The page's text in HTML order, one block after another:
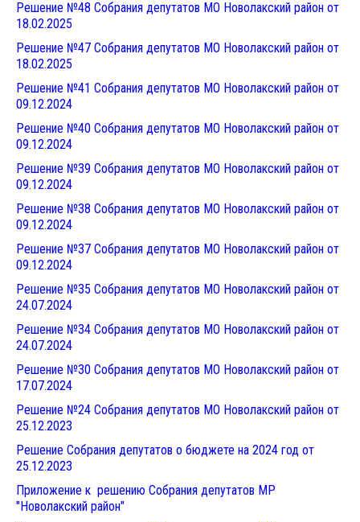
Решение №48 Собрания депутатов МО Новолакский район от
18.02.2025
Решение №47 Собрания депутатов МО Новолакский район от
18.02.2025
Решение №41 Собрания депутатов МО Новолакский район от
09.12.2024
Решение №40 Собрания депутатов МО Новолакский район от
09.12.2024
Решение №39 Собрания депутатов МО Новолакский район от
09.12.2024
Решение №38 Собрания депутатов МО Новолакский район от
09.12.2024
Решение №37 Собрания депутатов МО Новолакский район от
09.12.2024
Решение №35 Собрания депутатов МО Новолакский район от
24.07.2024
Решение №34 Собрания депутатов МО Новолакский район от
24.07.2024
Решение №30 Собрания депутатов МО Новолакский район от
17.07.2024
Решение №24 Собрания депутатов МО Новолакский район от
25.12.2023
Решение Собрания депутатов о бюджете на 2024 год от
25.12.2023
Приложение к решению Собрания депутатов МР
"Новолакский район"